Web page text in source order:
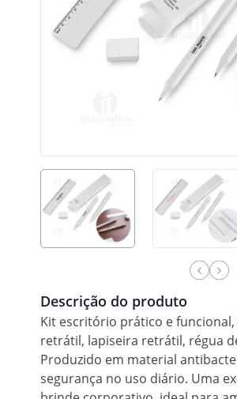
Descrição do produto
Kit escritório prático e
retrátil, lapiseira retrátil, régua
Produzido em material
segurança no uso diário. Uma